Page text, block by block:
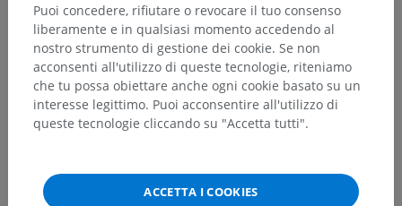
Puoi concedere, rifiutare o revocare il tuo consenso
liberamente e in qualsiasi momento accedendo al
nostro strumento di gestione dei cookie. Se non
acconsenti all'utilizzo di queste tecnologie, riteniamo
che tu possa obiettare anche ogni cookie basato su un
interesse legittimo. Puoi acconsentire all'utilizzo di
queste tecnologie cliccando su "Accetta tutti".
ACCETTA I COOKIES